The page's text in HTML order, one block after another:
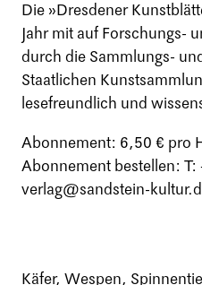
Die »Dresdener
Jahr mit auf Forschungs-
durch die Sammlungs-
Staatlichen
lesefreundlich und
Abonnement: 6,50 € pro
Abonnement bestellen:
verlag@sandstein-
Käfer, Wespen,